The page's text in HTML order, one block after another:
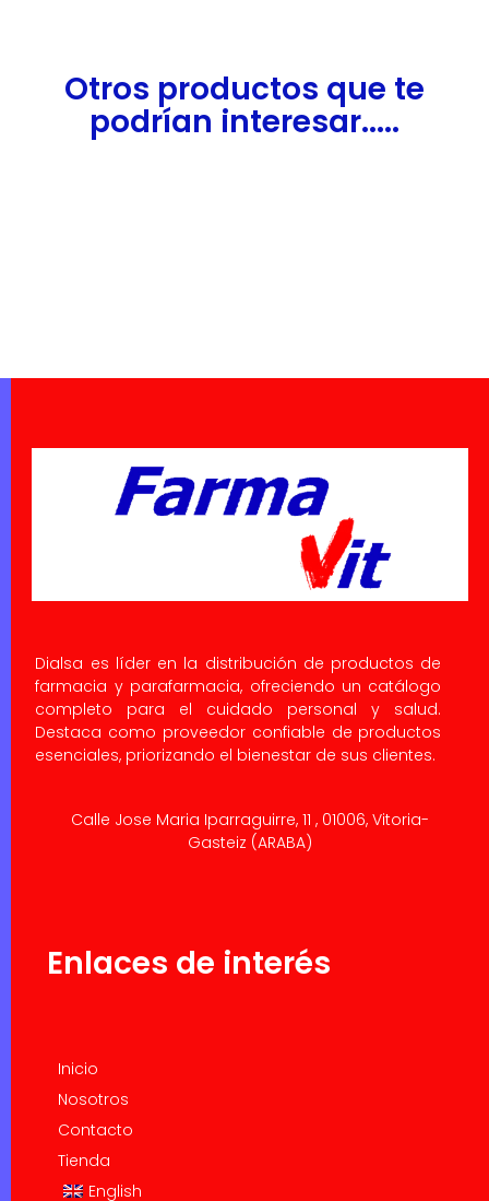
Otros productos que te
podrían interesar.....
Dialsa es líder en la distribución de productos de
farmacia y parafarmacia, ofreciendo un catálogo
completo para el cuidado personal y salud.
Destaca como proveedor confiable de productos
esenciales, priorizando el bienestar de sus clientes.
Calle Jose Maria Iparraguirre, 11 , 01006, Vitoria-
Gasteiz (ARABA)
Enlaces de interés
Inicio
Nosotros
Contacto
Tienda
English